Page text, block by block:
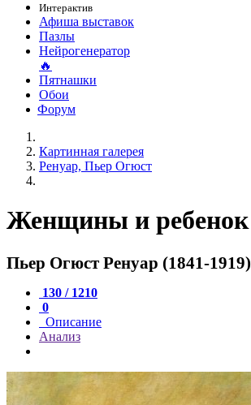
Интерактив
Афиша выставок
Пазлы
Нейрогенератор
🔥
Пятнашки
Обои
Форум
Картинная галерея
Ренуар, Пьер Огюст
Женщины и ребенок
Пьер Огюст Ренуар (1841-1919)
130 / 1210
0
Описание
Анализ